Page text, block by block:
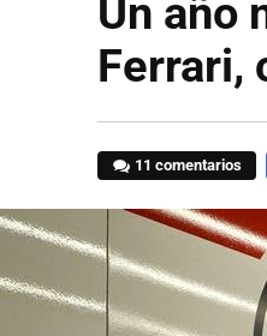
Un año
Ferrari,
11 comentarios